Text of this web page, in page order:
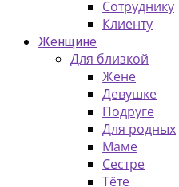
Сотруднику
Клиенту
Женщине
Для близкой
Жене
Девушке
Подруге
Для родных
Маме
Сестре
Тёте